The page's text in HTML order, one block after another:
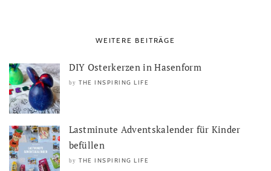
WEITERE BEITRÄGE
DIY Osterkerzen in Hasenform
by THE INSPIRING LIFE
Lastminute Adventskalender für Kinder
befüllen
by THE INSPIRING LIFE